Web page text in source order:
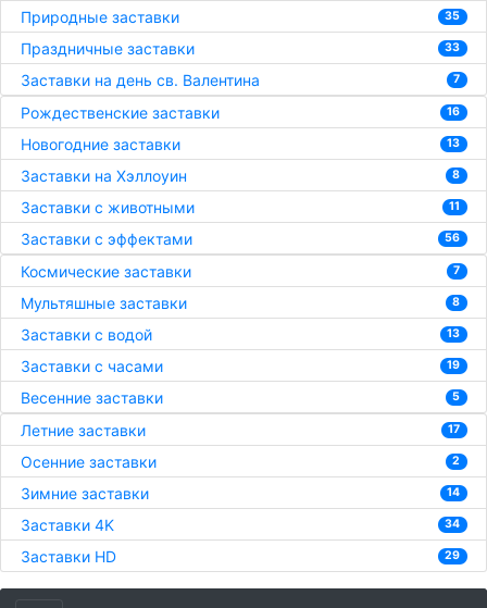
Природные заставки 35
Праздничные заставки 33
Заставки на день св. Валентина 7
Рождественские заставки 16
Новогодние заставки 13
Заставки на Хэллоуин 8
Заставки с животными 11
Заставки с эффектами 56
Космические заставки 7
Мультяшные заставки 8
Заставки с водой 13
Заставки с часами 19
Весенние заставки 5
Летние заставки 17
Осенние заставки 2
Зимние заставки 14
Заставки 4K 34
Заставки HD 29